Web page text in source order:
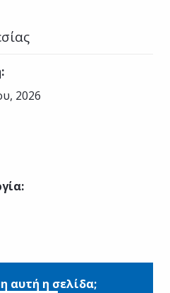
:
2026
:
αυτή η σελίδα;